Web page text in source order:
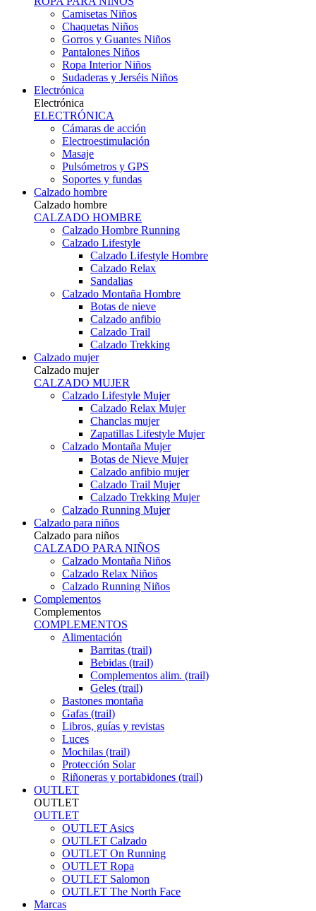
Camisetas Niños
Chaquetas Niños
Gorros y Guantes Niños
Pantalones Niños
Ropa Interior Niños
Sudaderas y Jerséis Niños
Electrónica
Electrónica
ELECTRÓNICA
Cámaras de acción
Electroestimulación
Masaje
Pulsómetros y GPS
Soportes y fundas
Calzado hombre
Calzado hombre
CALZADO HOMBRE
Calzado Hombre Running
Calzado Lifestyle
Calzado Lifestyle Hombre
Calzado Relax
Sandalias
Calzado Montaña Hombre
Botas de nieve
Calzado anfibio
Calzado Trail
Calzado Trekking
Calzado mujer
Calzado mujer
CALZADO MUJER
Calzado Lifestyle Mujer
Calzado Relax Mujer
Chanclas mujer
Zapatillas Lifestyle Mujer
Calzado Montaña Mujer
Botas de Nieve Mujer
Calzado anfibio mujer
Calzado Trail Mujer
Calzado Trekking Mujer
Calzado Running Mujer
Calzado para niños
Calzado para niños
CALZADO PARA NIÑOS
Calzado Montaña Niños
Calzado Relax Niños
Calzado Running Niños
Complementos
Complementos
COMPLEMENTOS
Alimentación
Barritas (trail)
Bebidas (trail)
Complementos alim. (trail)
Geles (trail)
Bastones montaña
Gafas (trail)
Libros, guías y revistas
Luces
Mochilas (trail)
Protección Solar
Riñoneras y portabidones (trail)
OUTLET
OUTLET
OUTLET
OUTLET Asics
OUTLET Calzado
OUTLET On Running
OUTLET Ropa
OUTLET Salomon
OUTLET The North Face
Marcas